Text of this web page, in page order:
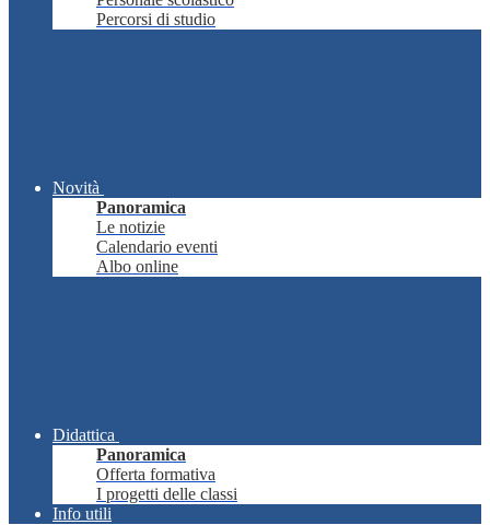
Percorsi di studio
Novità
Panoramica
Le notizie
Calendario eventi
Albo online
Didattica
Panoramica
Offerta formativa
I progetti delle classi
Info utili